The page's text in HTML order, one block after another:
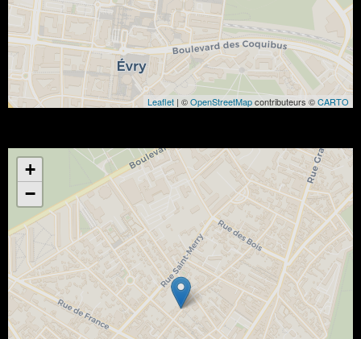
Leaflet | ©OpenStreetMapcontributeurs ©CARTO
+
−